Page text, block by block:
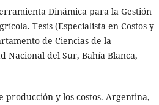
Dinámica para la Gestión
Tesis (Especialista en Costos y
de Ciencias de la
Nacional del Sur, Bahía Blanca,
producción y los costos. Argentina,